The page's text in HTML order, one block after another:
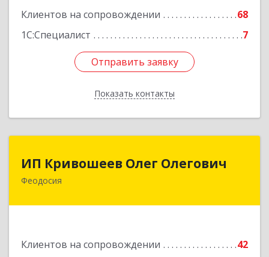
Клиентов на сопровождении
68
1С:Специалист
7
Отправить заявку
Показать контакты
Подробнее
Отправить заявку
Назад
ИП Кривошеев Олег Олегович
Феодосия
Клиентов на сопровождении 42